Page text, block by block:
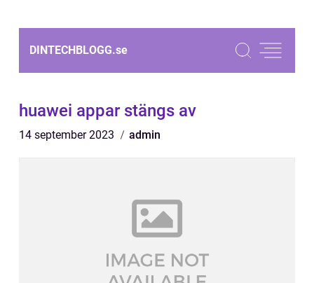
DINTECHBLOGG.se
huawei appar stängs av
14 september 2023 admin